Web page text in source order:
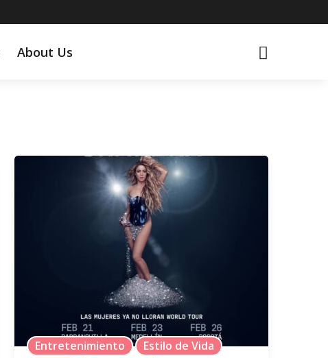
About Us
Entretenimiento
Estilo de Vida